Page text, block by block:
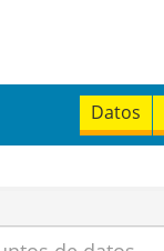
Datos